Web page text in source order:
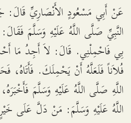
عَنْ أَبِي مَسْعُودٍ الأَنْصَارِيِّ قَالَ:
النَّبِيِّ صَلَّى اللَّهُ عَلَيْهِ وَسَلَّمَ
بِي فَاحْمِلْنِي. قَالَ: لاَ أَجِدُ مَا
فُلاَناً فَلَعَلَّهُ أَنْ يَحْمِلَكَ. فَأَتَاهُ،
اللَّهِ صَلَّى اللَّهُ عَلَيْهِ وَسَلَّمَ
اللَّهُ عَلَيْهِ وَسَلَّمَ: مَنْ دَلَّ عَلَى